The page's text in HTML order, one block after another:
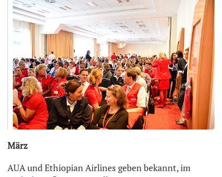
März
AUA und Ethiopian Airlines geben bekannt, im